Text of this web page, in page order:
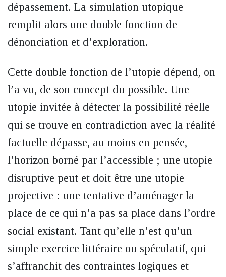
dépassement. La simulation utopique
remplit alors une double fonction de
dénonciation et d’exploration.
Cette double fonction de l’utopie dépend, on
l’a vu, de son concept du possible. Une
utopie invitée à détecter la possibilité réelle
qui se trouve en contradiction avec la réalité
factuelle dépasse, au moins en pensée,
l’horizon borné par l’accessible ; une utopie
disruptive peut et doit être une utopie
projective : une tentative d’aménager la
place de ce qui n’a pas sa place dans l’ordre
social existant. Tant qu’elle n’est qu’un
simple exercice littéraire ou spéculatif, qui
s’affranchit des contraintes logiques et